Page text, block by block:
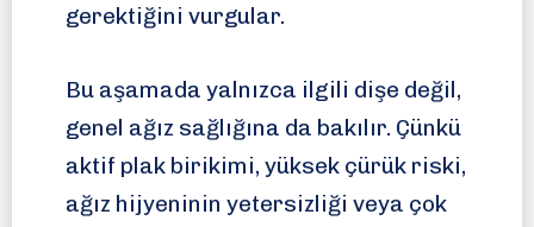
gerektiğini vurgular.
Bu aşamada yalnızca ilgili dişe değil,
genel ağız sağlığına da bakılır. Çünkü
aktif plak birikimi, yüksek çürük riski,
ağız hijyeninin yetersizliği veya çok